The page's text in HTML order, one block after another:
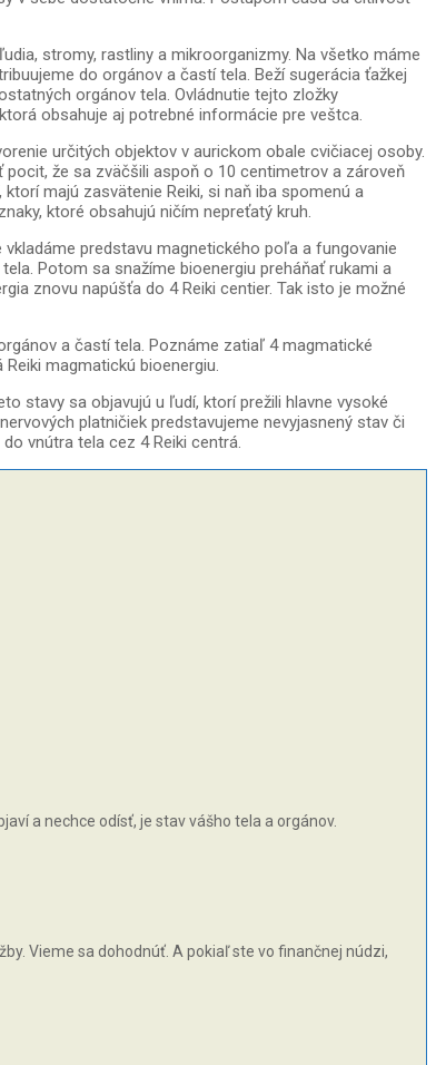
stromy, rastliny a mikroorganizmy. Na všetko máme
do orgánov a častí tela. Beží sugerácia ťažkej
orgánov tela. Ovládnutie tejto zložky
obsahuje aj potrebné informácie pre veštca.
určitých objektov v aurickom obale cvičiacej osoby.
že sa zväčšili aspoň o 10 centimetrov a zároveň
majú zasvätenie Reiki, si naň iba spomenú a
ktoré obsahujú ničím nepreťatý kruh.
predstavu magnetického poľa a fungovanie
Potom sa snažíme bioenergiu preháňať rukami a
znovu napúšťa do 4 Reiki centier. Tak isto je možné
a častí tela. Poznáme zatiaľ 4 magmatické
magmatickú bioenergiu.
stavy sa objavujú u ľudí, ktorí prežili hlavne vysoké
platničiek predstavujeme nevyjasnený stav či
vnútra tela cez 4 Reiki centrá.
a nechce odísť, je stav vášho tela a orgánov.
Vieme sa dohodnúť. A pokiaľ ste vo finančnej núdzi,